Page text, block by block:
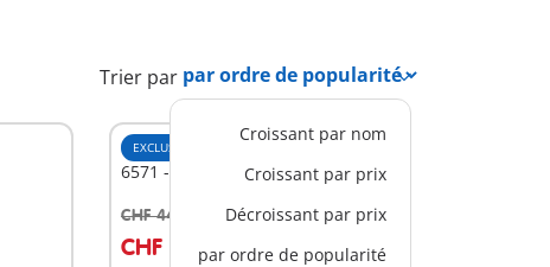
Trier par
Croissant par nom
Croissant par prix
Décroissant par prix
par ordre de popularité
EXCLUSIVITÉ
6571 - Box de lavage pour voiture
CHF 44,90 -25%
CHF 33,67